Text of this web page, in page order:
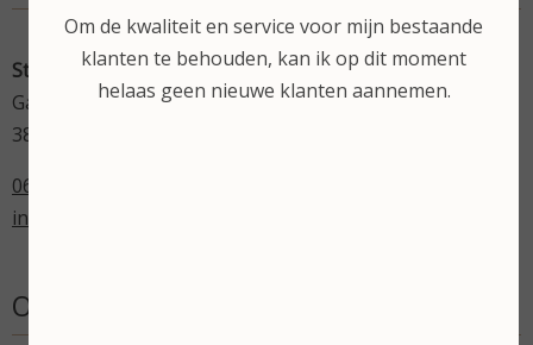
Stephanie's Beautysalon
Gardameer 17
3825 VN Amersfoort
06-43598714
info@stephaniesbeautysalon.nl
Openingstijden
Om de kwaliteit en service voor mijn bestaande
klanten te behouden, kan ik op dit moment
helaas geen nieuwe klanten aannemen.